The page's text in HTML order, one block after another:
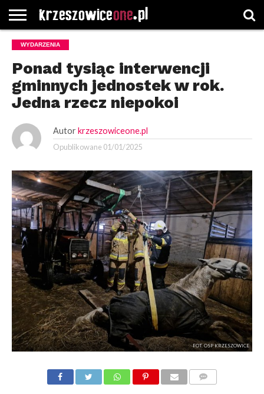
STRONA
GŁÓWNA
WYBORY
WYBIERZ
ROZKŁADY
GREGORCZYK
KONTAKT
WYDARZENIA
Ponad tysiąc interwencji
gminnych jednostek w rok.
Jedna rzecz niepokoi
Autor krzeszowiceone.pl
Opublikowane 01/01/2025
FOT. OSP KRZESZOWICE